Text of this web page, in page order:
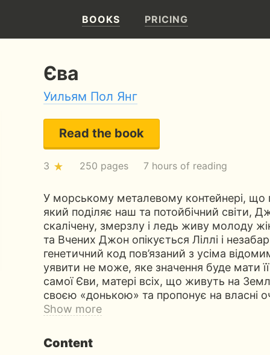
BOOKS PRICING
Єва
Уильям Пол Янг
Read the book
3 250 pages 7 hours of reading
У морському металевому контейнері, що
який поділяє наш та потойбічний світи,
скалічену, змерзлу і ледь живу молоду
та Вчених Джон опікується Ліллі і
генетичний код пов’язаний з усіма
уявити не може, яке значення буде мати
самої Єви, матері всіх, що живуть на
своєю «донькою» та пропонує на власні
Show more
Content